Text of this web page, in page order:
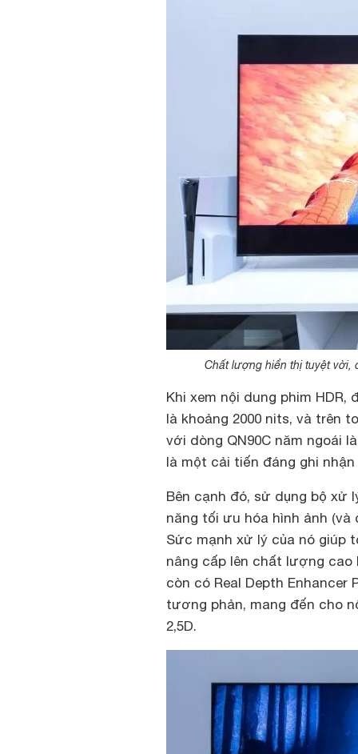
Chất lượng hiển thị tuyệt vời,
Khi xem nội dung phim
là khoảng 2000 nits, và trên
với dòng QN90C năm ngoái
là một cải tiến đáng ghi nhận
Bên cạnh đó, sử dụng bộ xử
năng tối ưu hóa hình ảnh
Sức mạnh xử lý của nó giúp
nâng cấp lên chất lượng cao
còn có Real Depth
tương phản, mang đến cho
2,5D.